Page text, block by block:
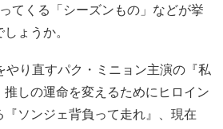
てくる「シーズンもの」などが挙
ょうか。
やり直すパク・ミニョン主演の『私
しの運命を変えるためにヒロイン
ソンジェ背負って走れ』、現在